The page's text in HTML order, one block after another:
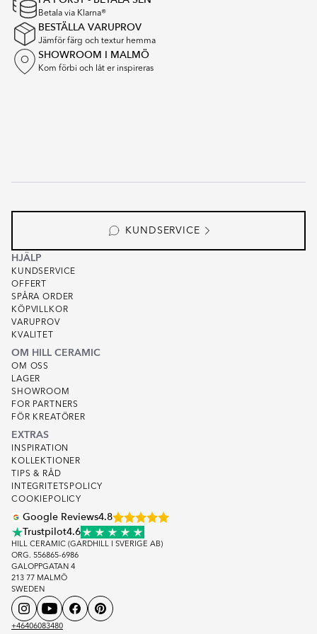
Betala via Klarna®
BESTÄLLA VARUPROV
Jämför färg och textur hemma
SHOWROOM I MALMÖ
Kom förbi och låt er inspireras
KUNDSERVICE
HJÄLP
KUNDSERVICE
OFFERT
SPÅRA ORDER
KÖPVILLKOR
VARUPROV
KVALITET
OM HILL CERAMIC
OM OSS
LAGER
SHOWROOM
FOR PARTNERS
FÖR KREATÖRER
EXTRAS
INSPIRATION
KOLLEKTIONER
TIPS & RÅD
INTEGRITETSPOLICY
COOKIEPOLICY
Google Reviews4.8
Trustpilot4.6
HILL CERAMIC (GARDHILL I SVERIGE AB)
ORG. 556865-6986
GALOPPGATAN 4
213 77 MALMÖ
SWEDEN
+46406083480